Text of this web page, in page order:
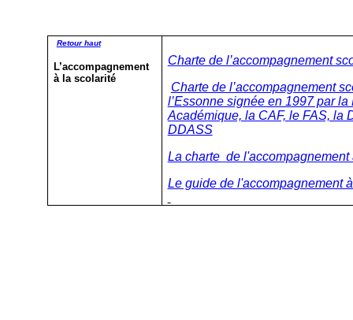
Retour haut
L’accompagnement
à la scolarité
Charte de l’accompagnement
Charte de l’accompagnement
l’Essonne signée en 1997 par la
Académique, la CAF, le FAS, la
DDASS
La charte de
Le guide de l'accompagnement